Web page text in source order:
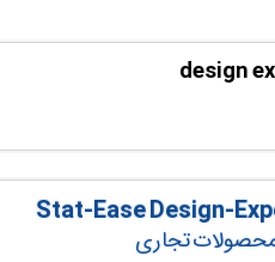
محصولات تجاری